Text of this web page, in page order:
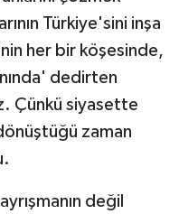
Türkiye'sini inşa
her bir köşesinde,
dedirten
Çünkü siyasette
zaman
değil